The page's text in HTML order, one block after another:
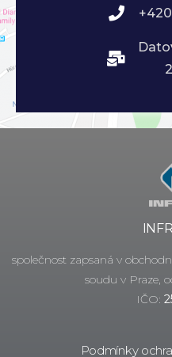
společnost zapsaná v
soudu v Praze,
IČO:
Podmínky